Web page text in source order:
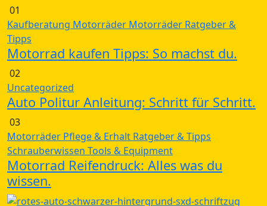
01
Kaufberatung Motorräder Motorräder Ratgeber &
Tipps
Motorrad kaufen Tipps: So machst du.
02
Uncategorized
Auto Politur Anleitung: Schritt für Schritt.
03
Motorräder Pflege & Erhalt Ratgeber & Tipps
Schrauberwissen Tools & Equipment
Motorrad Reifendruck: Alles was du
wissen.